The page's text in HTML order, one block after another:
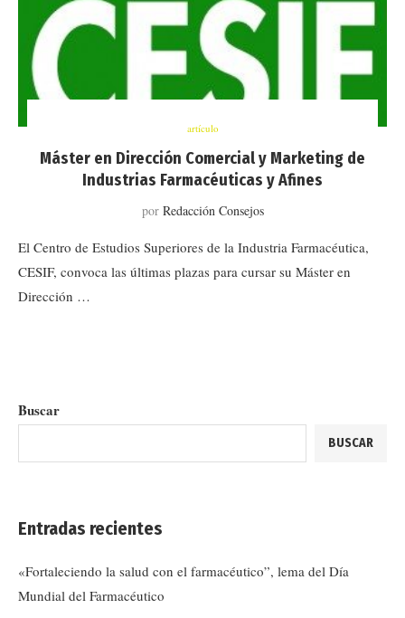
artículo
Máster en Dirección Comercial y Marketing de
Industrias Farmacéuticas y Afines
por Redacción Consejos
El Centro de Estudios Superiores de la Industria Farmacéutica,
CESIF, convoca las últimas plazas para cursar su Máster en
Dirección …
Buscar
BUSCAR
Entradas recientes
«Fortaleciendo la salud con el farmacéutico”, lema del Día
Mundial del Farmacéutico